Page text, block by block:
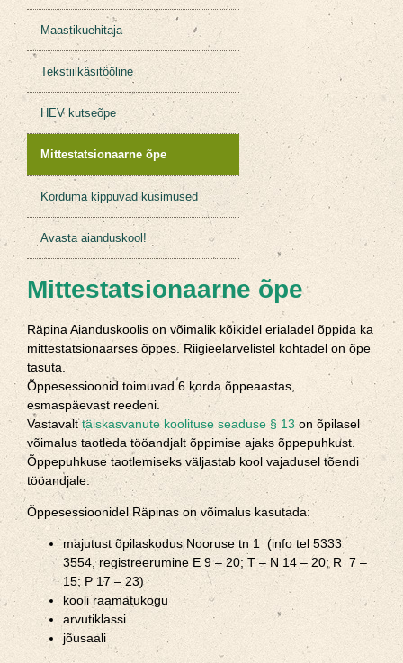
Maastikuehitaja
Tekstiilkäsitööline
HEV kutseõpe
Mittestatsionaarne õpe
Korduma kippuvad küsimused
Avasta aianduskool!
Mittestatsionaarne õpe
Räpina Aianduskoolis on võimalik kõikidel erialadel õppida ka
mittestatsionaarses õppes. Riigieelarvelistel kohtadel on õpe
tasuta.
Õppesessioonid toimuvad 6 korda õppeaastas,
esmaspäevast reedeni.
Vastavalttäiskasvanute koolituse seaduse § 13 on õpilasel
võimalus taotleda tööandjalt õppimise ajaks õppepuhkust.
Õppepuhkuse taotlemiseks väljastab kool vajadusel tõendi
tööandjale.
Õppesessioonidel Räpinas on võimalus kasutada:
majutust õpilaskodus Nooruse tn 1 (info tel 5333
3554, registreerumine E 9 – 20; T – N 14 – 20; R 7 –
15; P 17 – 23)
kooli raamatukogu
arvutiklassi
jõusaali